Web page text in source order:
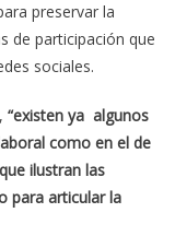
preservar la
de participación que
sociales.
“existen ya algunos
como en el de
ilustran las
para articular la